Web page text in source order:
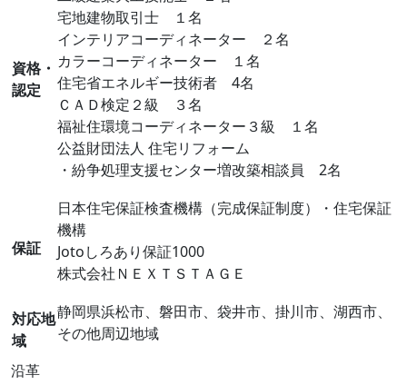
資格・
認定
宅地建物取引士 １名
インテリアコーディネーター ２名
カラーコーディネーター １名
住宅省エネルギー技術者 4名
ＣＡＤ検定２級 ３名
福祉住環境コーディネーター３級 １名
公益財団法人 住宅リフォーム
・紛争処理支援センター増改築相談員 2名
保証
日本住宅保証検査機構（完成保証制度）・住宅保証
機構
Jotoしろあり保証1000
株式会社ＮＥＸＴＳＴＡＧＥ
対応地
域
静岡県浜松市、磐田市、袋井市、掛川市、湖西市、
その他周辺地域
沿革